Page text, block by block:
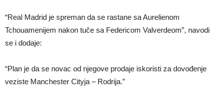
“Real Madrid je spreman da se rastane sa Aurelienom
Tchouamenijem nakon tuče sa Federicom Valverdeom”, navodi
se i dodaje:
“Plan je da se novac od njegove prodaje iskoristi za dovođenje
veziste Manchester Cityja – Rodrija.”